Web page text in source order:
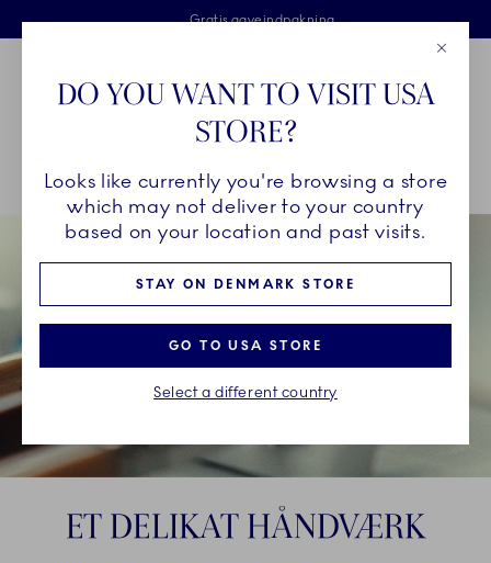
Skip Navigation
Fri levering ved køb over 500 kr. og fri retur
Gratis gaveindpakning
2 års brudgaranti
Royal Copenhagen
Breadcrumb Headlinesss
HjemVORES ARV Et delikat håndværk
ET DELIKAT HÅNDVÆRK
DO YOU WANT TO VISIT USA
STORE?
Looks like currently you're browsing a store
which may not deliver to your country
based on your location and past visits.
STAY ON DENMARK STORE
GO TO USA STORE
Select a different country